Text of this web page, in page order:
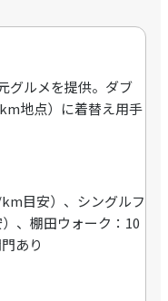
グルメを提供。ダブ
地点）に着替え用手
目安）、シングルフ
、棚田ウォーク：10
あり